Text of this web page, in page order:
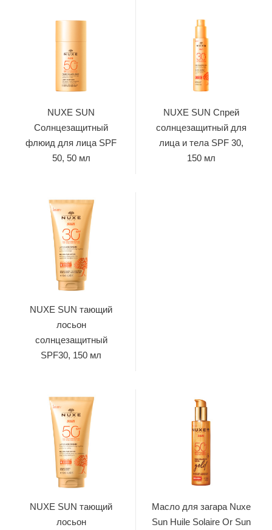
NUXE SUN
Солнцезащитный
флюид для лица SPF
50, 50 мл
NUXE SUN Спрей
солнцезащитный для
лица и тела SPF 30,
150 мл
NUXE SUN тающий
лосьон
солнцезащитный
SPF30, 150 мл
NUXE SUN тающий
лосьон
Масло для загара Nuxe
Sun Huile Solaire Or Sun